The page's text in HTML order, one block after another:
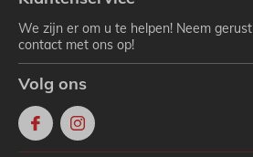
We zijn er om u te helpen! Neem gerust
contact met ons op!
Volg ons